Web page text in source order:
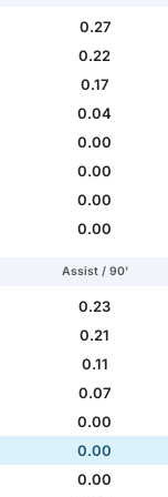
0.27
0.22
0.17
0.04
0.00
0.00
0.00
0.00
Assist / 90'
0.23
0.21
0.11
0.07
0.00
0.00
0.00